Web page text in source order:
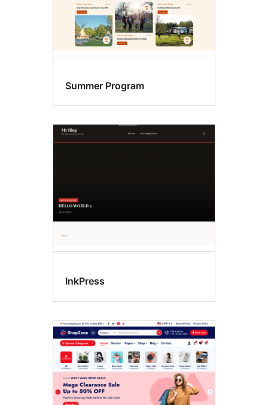
Summer Program
InkPress